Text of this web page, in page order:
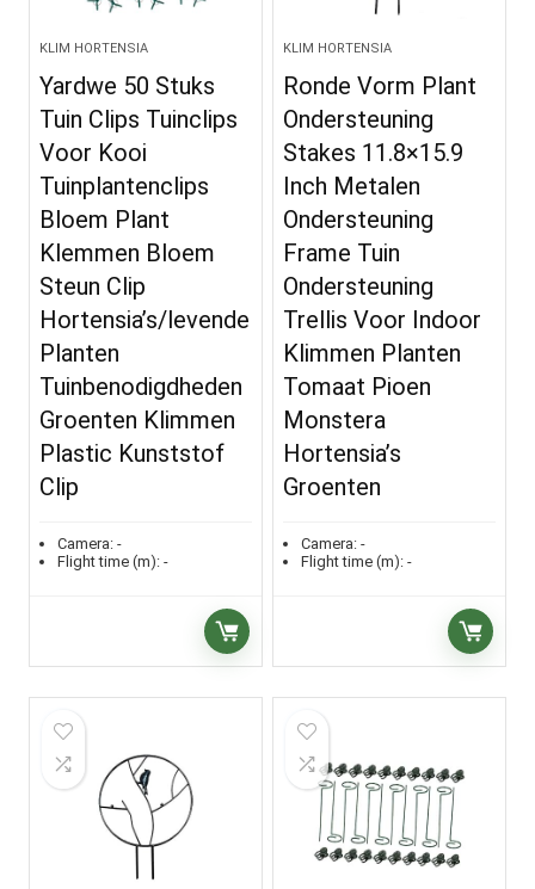
KLIM HORTENSIA
Yardwe 50 Stuks
Tuin Clips Tuinclips
Voor Kooi
Tuinplantenclips
Bloem Plant
Klemmen Bloem
Steun Clip
Hortensia’s/levende
Planten
Tuinbenodigdheden
Groenten Klimmen
Plastic Kunststof
Clip
Camera: -
Flight time (m): -
KLIM HORTENSIA
Ronde Vorm Plant
Ondersteuning
Stakes 11.8×15.9
Inch Metalen
Ondersteuning
Frame Tuin
Ondersteuning
Trellis Voor Indoor
Klimmen Planten
Tomaat Pioen
Monstera
Hortensia’s
Groenten
Camera: -
Flight time (m): -